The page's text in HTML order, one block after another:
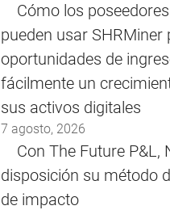
Cómo los
pueden usar
oportunidades de
fácilmente un
sus activos digitales
7 agosto, 2026
Con The Future P&L,
disposición su método
de impacto